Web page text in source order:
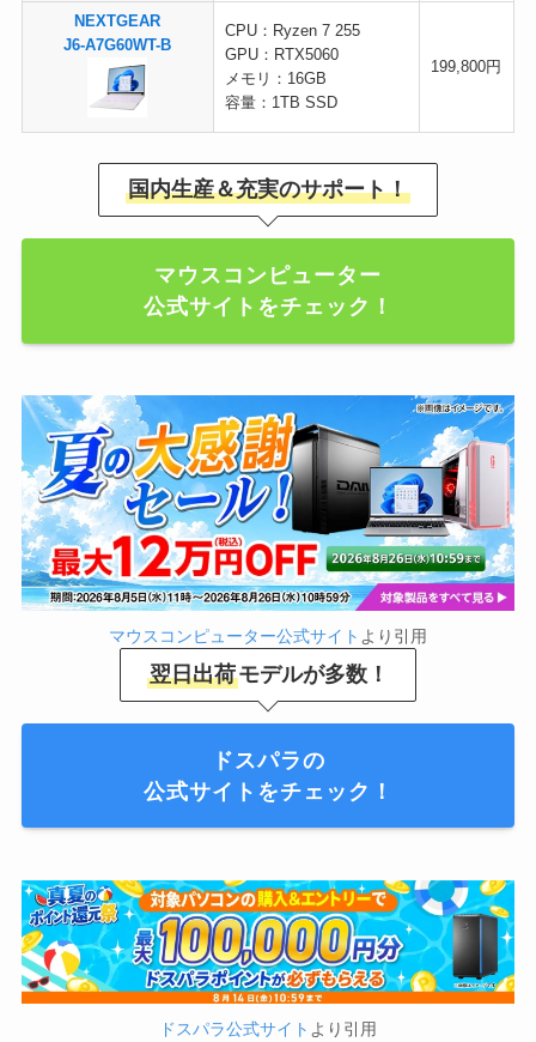
NEXTGEAR
J6-A7G60WT-B
CPU：Ryzen 7 255
GPU：RTX5060
メモリ：16GB
容量：1TB SSD
199,800円
国内生産＆充実のサポート！
マウスコンピューター
公式サイトをチェック！
マウスコンピューター公式サイト より引用
翌日出荷モデルが多数！
ドスパラの
公式サイトをチェック！
ドスパラ公式サイト より引用